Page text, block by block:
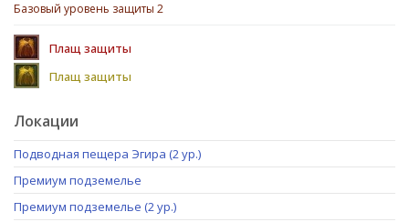
Базовый уровень защиты 2
Плащ защиты
Плащ защиты
Локации
Подводная пещера Эгира (2 ур.)
Премиум подземелье
Премиум подземелье (2 ур.)